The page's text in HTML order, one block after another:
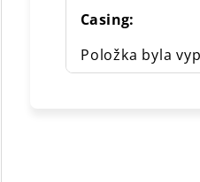
Casing:
Položka byla